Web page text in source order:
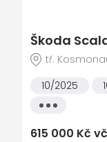
centrál
digitální
el. okna
Škoda
tř.
10/2025
Všechny
615 000 Kč